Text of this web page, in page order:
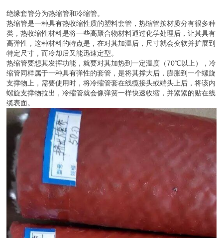
绝缘套管分为热缩管和冷缩管。
热缩管是一种具有热收缩性质的塑料套管，热缩管按材质分有很多种
类，热收缩性材料是将一些高聚合物材料通过化学处理后，让其具有
高弹性，这种材料的特点是，在对其加温后，尺寸就会变软并扩展到
特定尺寸，而冷却后又能迅速定型。
热缩管要想其发挥功能，就要对其加热到一定温度（70℃以上），冷
缩管同样属于一种具有弹性的套管，是将其撑大后，膨胀到一个螺旋
支撑物上，需要使用时，将冷缩管套在线缆接头或端头上后，将该内
螺旋支撑物拉出，冷缩管就会像弹簧一样快速收缩，并紧紧的贴在线
缆表面。